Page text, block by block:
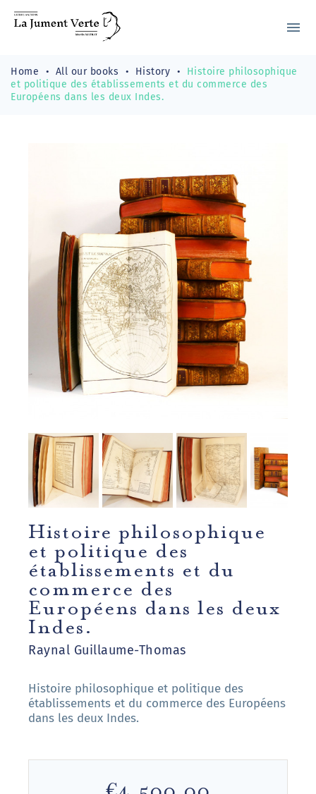
menu
Home All our books History
Histoire philosophique
et politique des établissements et du commerce des
Européens dans les deux Indes.
Histoire philosophique
et politique des
établissements et du
commerce des
Européens dans les deux
Indes.
Raynal Guillaume-Thomas
Histoire philosophique et politique des
établissements et du commerce des Européens
dans les deux Indes.
€4,500.00